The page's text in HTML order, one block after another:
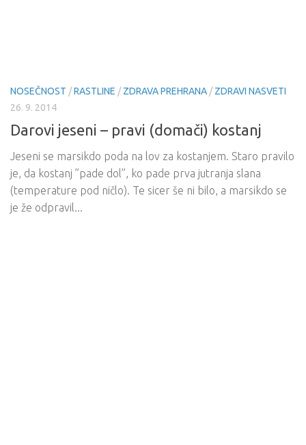
NOSEČNOST /RASTLINE /ZDRAVA PREHRANA /ZDRAVI NASVETI
26. 9. 2014
Darovi jeseni – pravi (domači) kostanj
Jeseni se marsikdo poda na lov za kostanjem. Staro pravilo
je, da kostanj ”pade dol”, ko pade prva jutranja slana
(temperature pod ničlo). Te sicer še ni bilo, a marsikdo se
je že odpravil...